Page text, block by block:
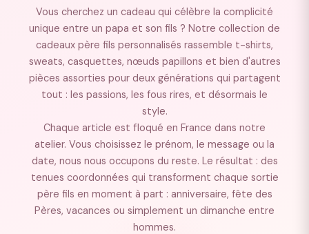
Vous cherchez un cadeau qui célèbre la complicité
unique entre un papa et son fils ? Notre collection de
cadeaux père fils personnalisés rassemble t-shirts,
sweats, casquettes, nœuds papillons et bien d'autres
pièces assorties pour deux générations qui partagent
tout : les passions, les fous rires, et désormais le
style.
Chaque article est floqué en France dans notre
atelier. Vous choisissez le prénom, le message ou la
date, nous nous occupons du reste. Le résultat : des
tenues coordonnées qui transforment chaque sortie
père fils en moment à part : anniversaire, fête des
Pères, vacances ou simplement un dimanche entre
hommes.